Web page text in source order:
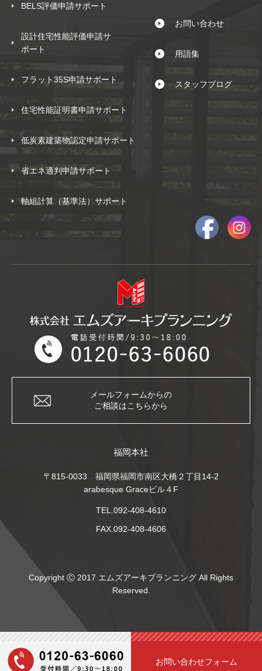
お問い合わせフォーム
BELS評価申請サポート
設計住宅性能評価申請サ
ポート
フラット35S申請サポート
住宅性能証明書申請サポート
低炭素建築物認定申請サポート
省エネ適判申請サポート
軸組計算（基準法）サポート
お問い合わせ
用語集
スタッフブログ
メールフォームからの
ご相談はこちらから
福岡本社
〒815-0033 福岡県福岡市南区大橋２丁目14-2
arabesque Graceビル４F
TEL.092-408-4610
FAX.092-408-4606
Copyright Ⓒ 2017 エムズアーキプランニング All Rights
Reserved.